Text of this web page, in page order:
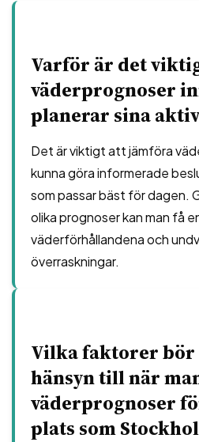
Varför är det
väderprognoser
planerar sina
Det är viktigt att jämföra
kunna göra informerade
som passar bäst för dagen.
olika prognoser kan man få
väderförhållandena och
överraskningar.
Vilka faktorer bör
hänsyn till när
väderprognoser
plats som